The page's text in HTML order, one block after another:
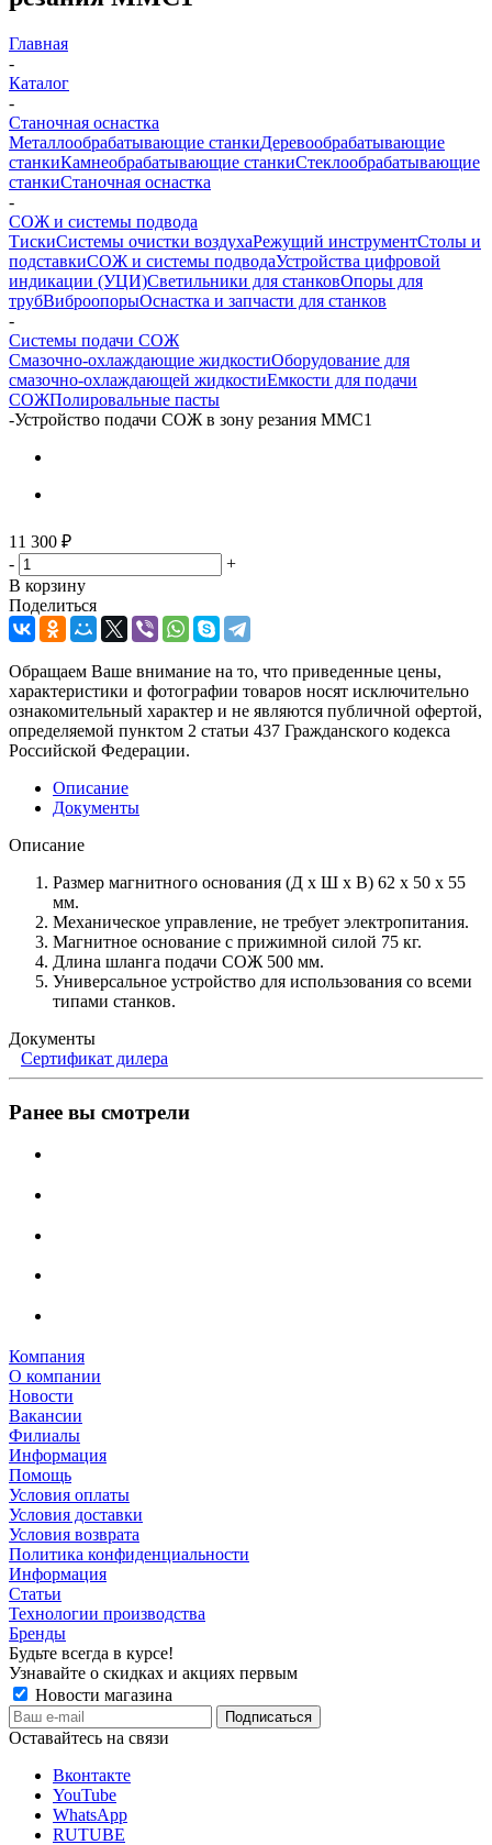
Главная
-
Каталог
-
Станочная оснастка
Металлообрабатывающие станкиДеревообрабатывающие
станкиКамнеобрабатывающие станкиСтеклообрабатывающие
станкиСтаночная оснастка
-
СОЖ и системы подвода
ТискиСистемы очистки воздухаРежущий инструментСтолы и
подставкиСОЖ и системы подводаУстройства цифровой
индикации (УЦИ)Светильники для станковОпоры для
трубВиброопорыОснастка и запчасти для станков
-
Системы подачи СОЖ
Смазочно-охлаждающие жидкостиОборудование для
смазочно-охлаждающей жидкостиЕмкости для подачи
СОЖПолировальные пасты
-Устройство подачи СОЖ в зону резания ММС1
11 300 ₽
-
+
В корзину
Поделиться
Обращаем Ваше внимание на то, что приведенные цены,
характеристики и фотографии товаров носят исключительно
ознакомительный характер и не являются публичной офертой,
определяемой пунктом 2 статьи 437 Гражданского кодекса
Российской Федерации.
Описание
Документы
Описание
Размер магнитного основания (Д x Ш x В) 62 x 50 x 55
мм.
Механическое управление, не требует электропитания.
Магнитное основание с прижимной силой 75 кг.
Длина шланга подачи СОЖ 500 мм.
Универсальное устройство для использования со всеми
типами станков.
Документы
Сертификат дилера
Ранее вы смотрели
Компания
О компании
Новости
Вакансии
Филиалы
Информация
Помощь
Условия оплаты
Условия доставки
Условия возврата
Политика конфиденциальности
Информация
Статьи
Технологии производства
Бренды
Будьте всегда в курсе!
Узнавайте о скидках и акциях первым
Новости магазина
Оставайтесь на связи
Вконтакте
YouTube
WhatsApp
RUTUBE